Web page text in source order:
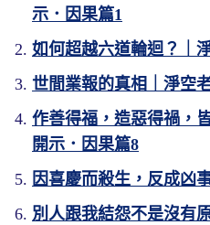
示．因果篇1
如何超越六道輪迴？｜
世間業報的真相｜淨空
作善得福，造惡得禍，
開示．因果篇8
因喜慶而殺生，反成凶
別人跟我結怨不是沒有